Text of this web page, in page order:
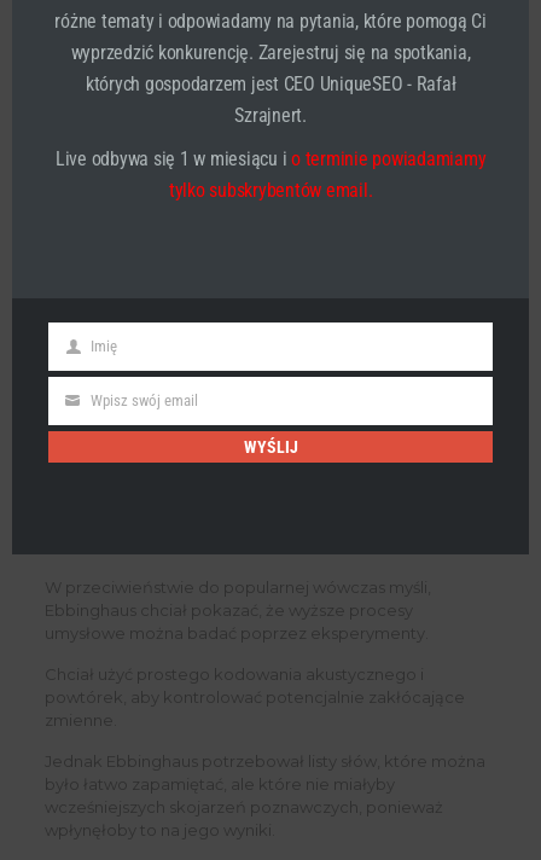
W przeciwieństwie do popularnej wówczas myśli,
Ebbinghaus chciał pokazać, że wyższe procesy
umysłowe można badać poprzez eksperymenty.
Chciał użyć prostego kodowania akustycznego i
powtórek, aby kontrolować potencjalnie zakłócające
zmienne.
Jednak Ebbinghaus potrzebował listy słów, które można
było łatwo zapamiętać, ale które nie miałyby
wcześniejszych skojarzeń poznawczych, ponieważ
wpłynęłoby to na jego wyniki.
różne tematy i odpowiadamy na pytania, które pomogą Ci
wyprzedzić konkurencję. Zarejestruj się na spotkania,
których gospodarzem jest CEO UniqueSEO - Rafał
Szrajnert.
Live odbywa się 1 w miesiącu i o terminie powiadamiamy
tylko subskrybentów email.
First
Name
Imię
Email Wpisz swój email
WYŚLIJ